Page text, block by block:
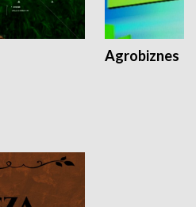
Agrobiznes